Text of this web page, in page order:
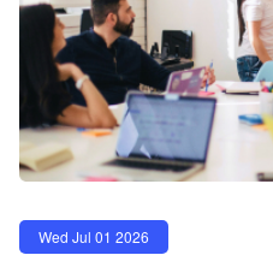
Wed Jul 01 2026